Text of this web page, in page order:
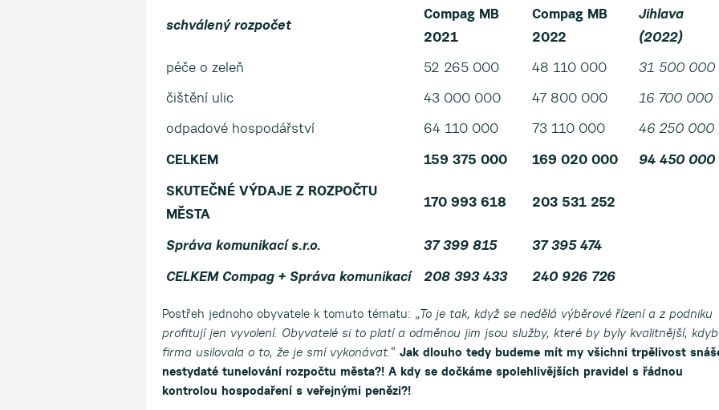
schválený rozpočet
Compag MB
2021
Compag MB
2022
Jihlava
(2022)
péče o zeleň 52 265 000 48 110 000
31 500 000
čištění ulic
43 000 000 47 800 000
16 700 000
odpadové hospodářství
64 110 000 73 110 000 46 250 000
CELKEM 159 375 000 169 020 000
94 450 000
SKUTEČNÉ VÝDAJE Z ROZPOČTU
MĚSTA
170 993 618 203 531 252
Správa komunikací s.r.o. 37 399 815
37 395 474
CELKEM Compag + Správa komunikací
208 393 433 240 926 726
Postřeh jednoho obyvatele k tomuto tématu: „To je tak, když se nedělá výběrové řízení a z podniku
profitují jen vyvolení. Obyvatelé si to platí a odměnou jim jsou služby, které by byly kvalitnější,
firma usilovala o to, že je smí vykonávat.“ Jak dlouho tedy budeme mít my všichni trpělivost
nestydaté tunelování rozpočtu města?! A kdy se dočkáme spolehlivějších pravidel s řádnou
kontrolou hospodaření s veřejnými penězi?!